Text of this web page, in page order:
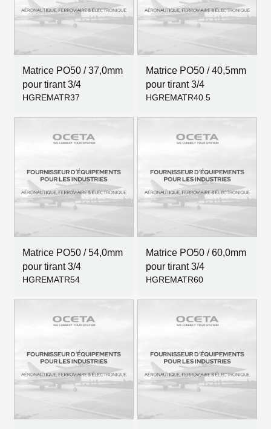
Matrice PO50 / 37,0mm
pour tirant 3/4
HGREMATR37
Matrice PO50 / 40,5mm
pour tirant 3/4
HGREMATR40.5
Matrice PO50 / 54,0mm
pour tirant 3/4
HGREMATR54
Matrice PO50 / 60,0mm
pour tirant 3/4
HGREMATR60